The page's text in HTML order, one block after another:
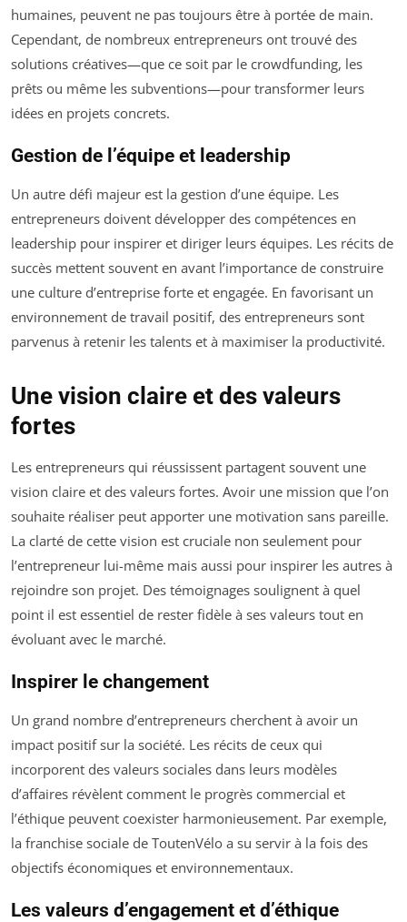
humaines, peuvent ne pas toujours être à portée de main.
Cependant, de nombreux entrepreneurs ont trouvé des
solutions créatives—que ce soit par le crowdfunding, les
prêts ou même les subventions—pour transformer leurs
idées en projets concrets.
Gestion de l’équipe et leadership
Un autre défi majeur est la gestion d’une équipe. Les
entrepreneurs doivent développer des compétences en
leadership pour inspirer et diriger leurs équipes. Les récits de
succès mettent souvent en avant l’importance de construire
une culture d’entreprise forte et engagée. En favorisant un
environnement de travail positif, des entrepreneurs sont
parvenus à retenir les talents et à maximiser la productivité.
Une vision claire et des valeurs
fortes
Les entrepreneurs qui réussissent partagent souvent une
vision claire et des valeurs fortes. Avoir une mission que l’on
souhaite réaliser peut apporter une motivation sans pareille.
La clarté de cette vision est cruciale non seulement pour
l’entrepreneur lui-même mais aussi pour inspirer les autres à
rejoindre son projet. Des témoignages soulignent à quel
point il est essentiel de rester fidèle à ses valeurs tout en
évoluant avec le marché.
Inspirer le changement
Un grand nombre d’entrepreneurs cherchent à avoir un
impact positif sur la société. Les récits de ceux qui
incorporent des valeurs sociales dans leurs modèles
d’affaires révèlent comment le progrès commercial et
l’éthique peuvent coexister harmonieusement. Par exemple,
la franchise sociale de ToutenVélo a su servir à la fois des
objectifs économiques et environnementaux.
Les valeurs d’engagement et d’éthique